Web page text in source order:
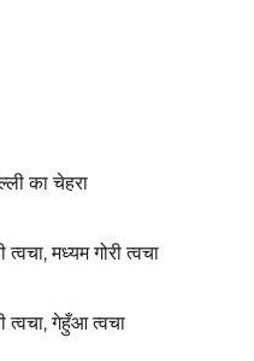
का चेहरा
त्वचा, मध्यम गोरी त्वचा
त्वचा, गेहुँआ त्वचा